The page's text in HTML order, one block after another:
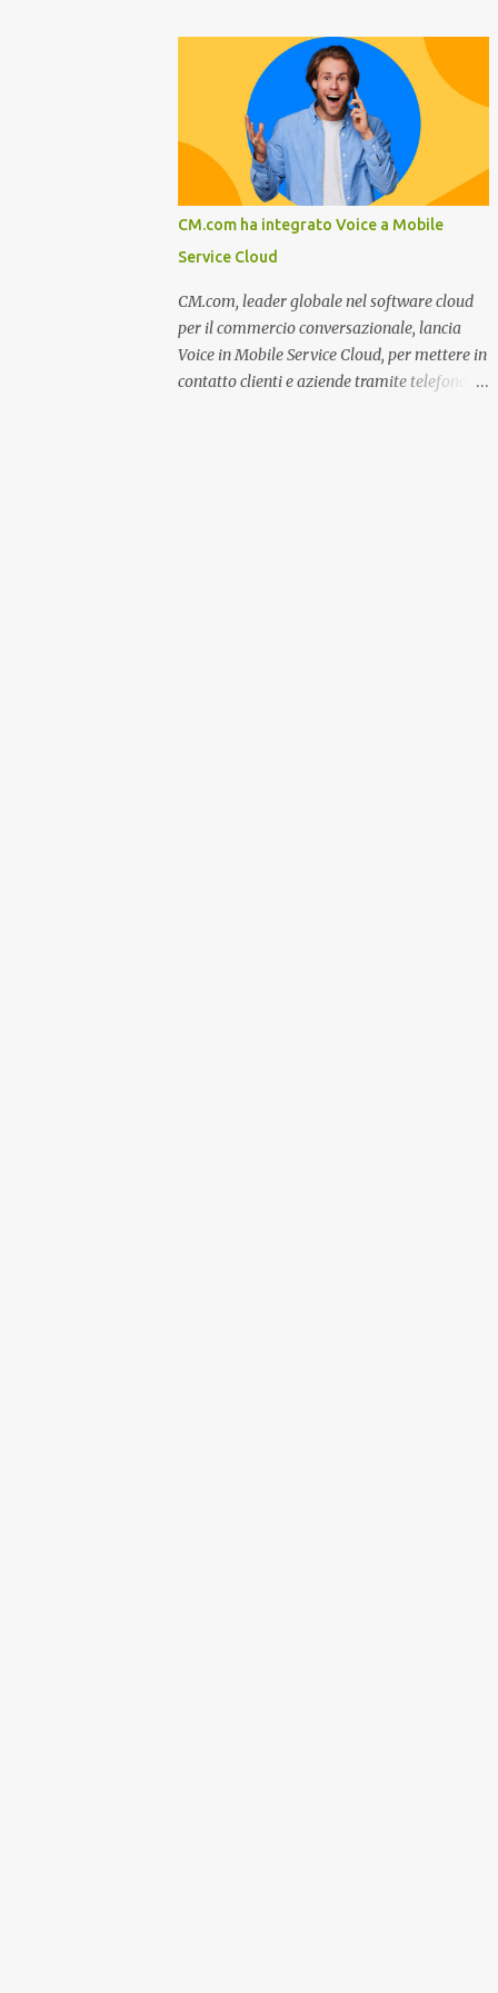
su come rispondere alle aspettative del c...
Novembre e per tutto il mese di Dicembre il
portale e motore di ricerca aziendale
caminisulweb.it , specializzato nel campo
degli impianti di riscaldamento, stufe e
camini, e fumisteria in generale offre la
registrazione gratuita a vantaggio di tutte le
aziende operanti nel settore. E’ possibile
infatti all’interno del sito inserire
gratuitamente i propri dati aziendali,
indirizzi, recapiti, recensione (che verrà
corretta, migliorata e modificata
all’occorrenza da redattori specializzati),
immagini dei prodotti e fino a un massimo
CM.com ha integrato Voice a Mobile
Service Cloud
CM.com, leader globale nel software cloud
per il commercio conversazionale, lancia
Voice in Mobile Service Cloud, per mettere in
contatto clienti e aziende tramite telefono e